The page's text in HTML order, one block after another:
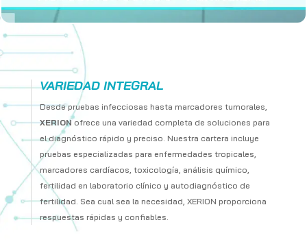
VARIEDAD INTEGRAL
Desde pruebas infecciosas hasta marcadores tumorales,
XERIONofrece una variedad completa de soluciones para
el diagnóstico rápido y preciso. Nuestra cartera incluye
pruebas especializadas para enfermedades tropicales,
marcadores cardíacos, toxicología, análisis químico,
fertilidad en laboratorio clínico y autodiagnóstico de
fertilidad. Sea cual sea la necesidad, XERION proporciona
respuestas rápidas y confiables.